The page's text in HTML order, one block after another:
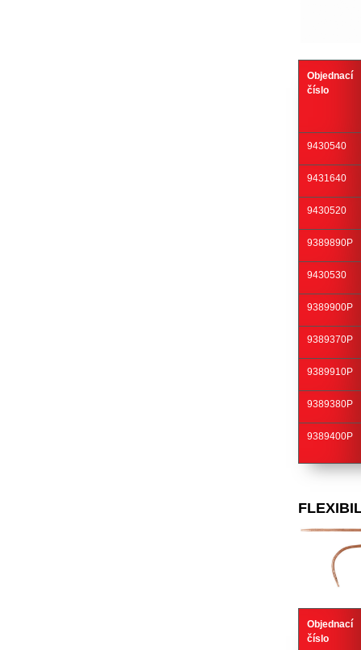
Objednací
číslo
9430540
9431640
9430520
9389890P
9430530
9389900P
9389370P
9389910P
9389380P
9389400P
Objednací
číslo